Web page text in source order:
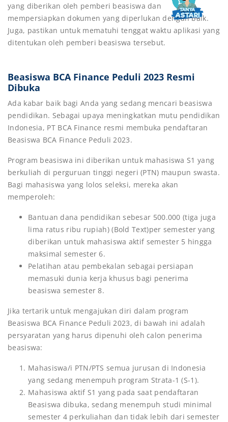
yang diberikan oleh pemberi beasiswa dan
mempersiapkan dokumen yang diperlukan dengan baik.
Juga, pastikan untuk mematuhi tenggat waktu aplikasi yang
ditentukan oleh pemberi beasiswa tersebut.
Beasiswa BCA Finance Peduli 2023 Resmi
Dibuka
Ada kabar baik bagi Anda yang sedang mencari beasiswa
pendidikan. Sebagai upaya meningkatkan mutu pendidikan
Indonesia, PT BCA Finance resmi membuka pendaftaran
Beasiswa BCA Finance Peduli 2023.
Program beasiswa ini diberikan untuk mahasiswa S1 yang
berkuliah di perguruan tinggi negeri (PTN) maupun swasta.
Bagi mahasiswa yang lolos seleksi, mereka akan
memperoleh:
Bantuan dana pendidikan sebesar 500.000 (tiga juga
lima ratus ribu rupiah) (Bold Text)per semester yang
diberikan untuk mahasiswa aktif semester 5 hingga
maksimal semester 6.
Pelatihan atau pembekalan sebagai persiapan
memasuki dunia kerja khusus bagi penerima
beasiswa semester 8.
Jika tertarik untuk mengajukan diri dalam program
Beasiswa BCA Finance Peduli 2023, di bawah ini adalah
persyaratan yang harus dipenuhi oleh calon penerima
beasiswa:
Mahasiswa/i PTN/PTS semua jurusan di Indonesia
yang sedang menempuh program Strata-1 (S-1).
Mahasiswa aktif S1 yang pada saat pendaftaran
Beasiswa dibuka, sedang menempuh studi minimal
semester 4 perkuliahan dan tidak lebih dari semester